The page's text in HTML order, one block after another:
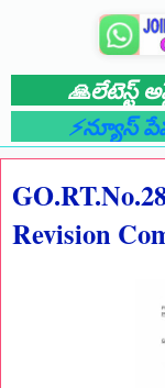
🙏లేటెస్ట్
⚡న్యూస్
Revision